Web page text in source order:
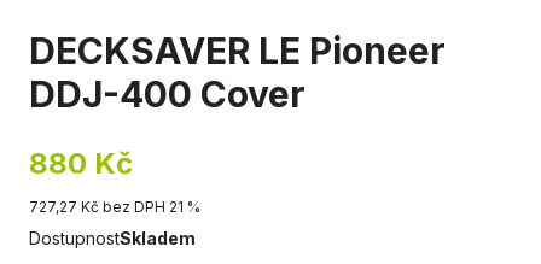
DECKSAVER LE Pioneer
DDJ-400 Cover
880 Kč
727,27 Kč bez DPH 21 %
DostupnostSkladem